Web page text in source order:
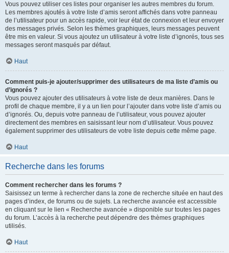
Vous pouvez utiliser ces listes pour organiser les autres membres du forum.
Les membres ajoutés à votre liste d’amis seront affichés dans votre panneau
de l’utilisateur pour un accès rapide, voir leur état de connexion et leur envoyer
des messages privés. Selon les thèmes graphiques, leurs messages peuvent
être mis en valeur. Si vous ajoutez un utilisateur à votre liste d’ignorés, tous ses
messages seront masqués par défaut.
Haut
Comment puis-je ajouter/supprimer des utilisateurs de ma liste d’amis ou
d’ignorés ?
Vous pouvez ajouter des utilisateurs à votre liste de deux manières. Dans le
profil de chaque membre, il y a un lien pour l’ajouter dans votre liste d’amis ou
d’ignorés. Ou, depuis votre panneau de l’utilisateur, vous pouvez ajouter
directement des membres en saisissant leur nom d’utilisateur. Vous pouvez
également supprimer des utilisateurs de votre liste depuis cette même page.
Haut
Recherche dans les forums
Comment rechercher dans les forums ?
Saisissez un terme à rechercher dans la zone de recherche située en haut des
pages d’index, de forums ou de sujets. La recherche avancée est accessible
en cliquant sur le lien « Recherche avancée » disponible sur toutes les pages
du forum. L’accès à la recherche peut dépendre des thèmes graphiques
utilisés.
Haut